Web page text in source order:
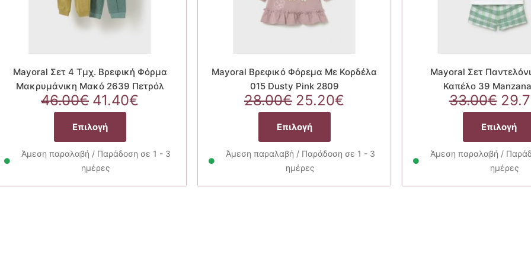
Mayoral Σετ 4 Τμχ. Βρεφική Φόρμα
Μακρυμάνικη Μακό 2639 Πετρόλ
46.00€ Original
price
was:
46.00€.
41.40€
41.40€.
Επιλογή
Αυτό
προϊόν
έχει
παραλλαγές.
Άμεση παραλαβή / Παράδοση σε 1 - 3
ημέρες
Mayoral Βρεφικό Φόρεμα Με Κορδέλα
015 Dusty Pink 2809
28.00€ Original
price
was:
28.00€.
25.20€
25.20€.
Επιλογή
Αυτό
προϊόν
έχει
παραλλαγές.
Άμεση παραλαβή / Παράδοση σε 1 - 3
ημέρες
Mayoral Σετ
Καπέλο 39
33.00€
Επιλογή
Άμεση παραλαβή /
ημέρες